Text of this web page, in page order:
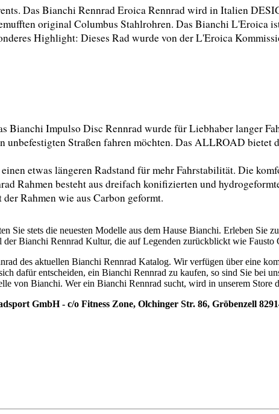
Das Bianchi Rennrad Eroica Rennrad wird in Italien
original Columbus Stahlrohren. Das Bianchi L'Eroica
Highlight: Dieses Rad wurde von der L'Eroica
Bianchi Impulso Disc Rennrad wurde für Liebhaber langer
unbefestigten Straßen fahren möchten. Das ALLROAD
etwas längeren Radstand für mehr Fahrstabilität. Die
Rahmen besteht aus dreifach konifizierten und
Rahmen wie aus Carbon geformt.
Sie stets die neuesten Modelle aus dem Hause Bianchi. Erleben Sie
der Bianchi Rennrad Kultur, die auf Legenden zurückblickt wie Fausto
des aktuellen Bianchi Rennrad Katalog. Wir verfügen über eine
dafür entscheiden, ein Bianchi Rennrad zu kaufen, so sind Sie bei
von Bianchi. Wer ein Bianchi Rennrad sucht, wird in unserem Store
GmbH - c/o Fitness Zone, Olchinger Str. 86, Gröbenzell